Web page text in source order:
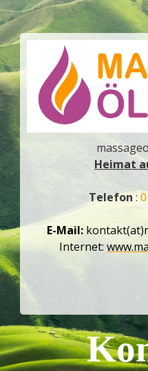
Heimat
Telefon :
E-Mail:
Internet: